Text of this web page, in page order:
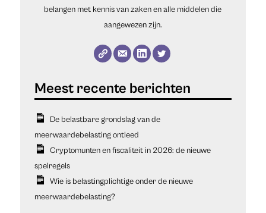
belangen met kennis van zaken en alle middelen die
aangewezen zijn.
De belastbare grondslag van de
meerwaardebelasting ontleed
Cryptomunten en fiscaliteit in 2026: de nieuwe
spelregels
Wie is belastingplichtige onder de nieuwe
meerwaardebelasting?